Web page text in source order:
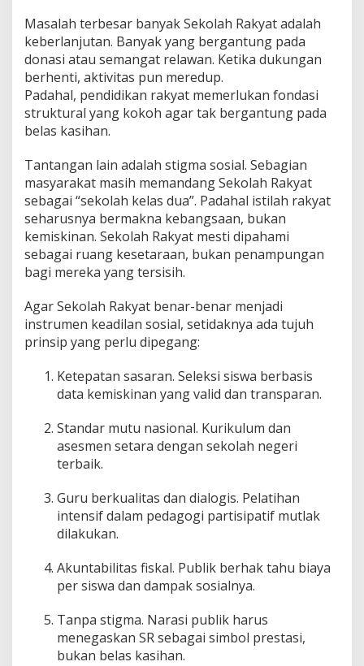
Masalah terbesar banyak Sekolah Rakyat adalah
keberlanjutan. Banyak yang bergantung pada
donasi atau semangat relawan. Ketika dukungan
berhenti, aktivitas pun meredup.
Padahal, pendidikan rakyat memerlukan fondasi
struktural yang kokoh agar tak bergantung pada
belas kasihan.
Tantangan lain adalah stigma sosial. Sebagian
masyarakat masih memandang Sekolah Rakyat
sebagai “sekolah kelas dua”. Padahal istilah rakyat
seharusnya bermakna kebangsaan, bukan
kemiskinan. Sekolah Rakyat mesti dipahami
sebagai ruang kesetaraan, bukan penampungan
bagi mereka yang tersisih.
Agar Sekolah Rakyat benar-benar menjadi
instrumen keadilan sosial, setidaknya ada tujuh
prinsip yang perlu dipegang:
Ketepatan sasaran. Seleksi siswa berbasis
data kemiskinan yang valid dan transparan.
Standar mutu nasional. Kurikulum dan
asesmen setara dengan sekolah negeri
terbaik.
Guru berkualitas dan dialogis. Pelatihan
intensif dalam pedagogi partisipatif mutlak
dilakukan.
Akuntabilitas fiskal. Publik berhak tahu biaya
per siswa dan dampak sosialnya.
Tanpa stigma. Narasi publik harus
menegaskan SR sebagai simbol prestasi,
bukan belas kasihan.